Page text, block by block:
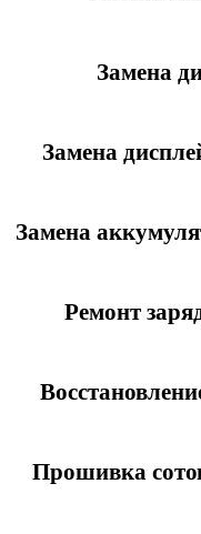
Замена
Замена
Замена
Ремонт
Прошивка